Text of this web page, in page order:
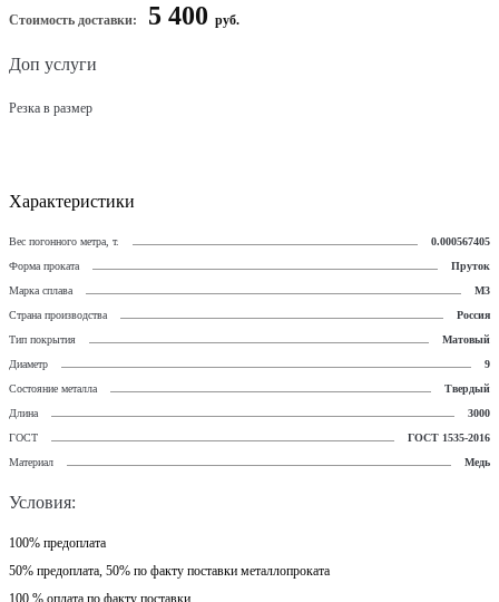
Стоимость доставки: 5 400 руб.
Доп услуги
Резка в размер
Характеристики
Вес погонного метра, т.
0.000567405
Форма проката
Пруток
Марка сплава
М3
Страна производства
Россия
Тип покрытия
Матовый
Диаметр
9
Состояние металла
Твердый
Длина
3000
ГОСТ
ГОСТ 1535-2016
Материал
Медь
Условия:
100% предоплата
50% предоплата, 50% по факту поставки металлопроката